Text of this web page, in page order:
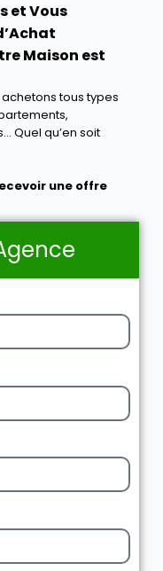
et Vous
Maison est
tous types
Quel qu’en soit
une offre